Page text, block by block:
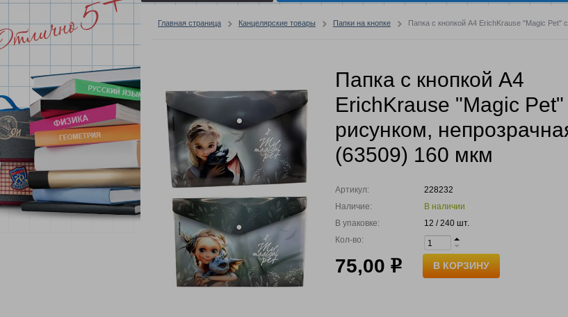
Главная страница Канцелярские товары Папки на кнопке Папка с кнопкой A4 ErichKrause "Magic Pet"
Папка с кнопкой A4
ErichKrause "Magic Pet"
рисунком,
(63509) 160 мкм
Артикул:
228232
Наличие:
В наличии
В упаковке:
12 / 240 шт.
Кол-во:
75,00 р В КОРЗИНУ